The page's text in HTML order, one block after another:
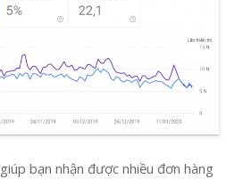
giúp bạn nhận được nhiều đơn hàng